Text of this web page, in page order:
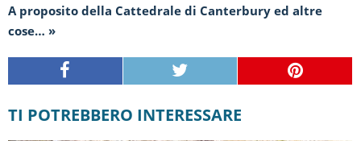
A proposito della Cattedrale di Canterbury ed altre
cose… »
TI POTREBBERO INTERESSARE